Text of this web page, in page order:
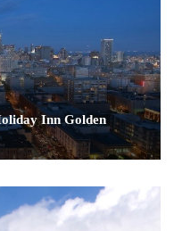
Inn Golden